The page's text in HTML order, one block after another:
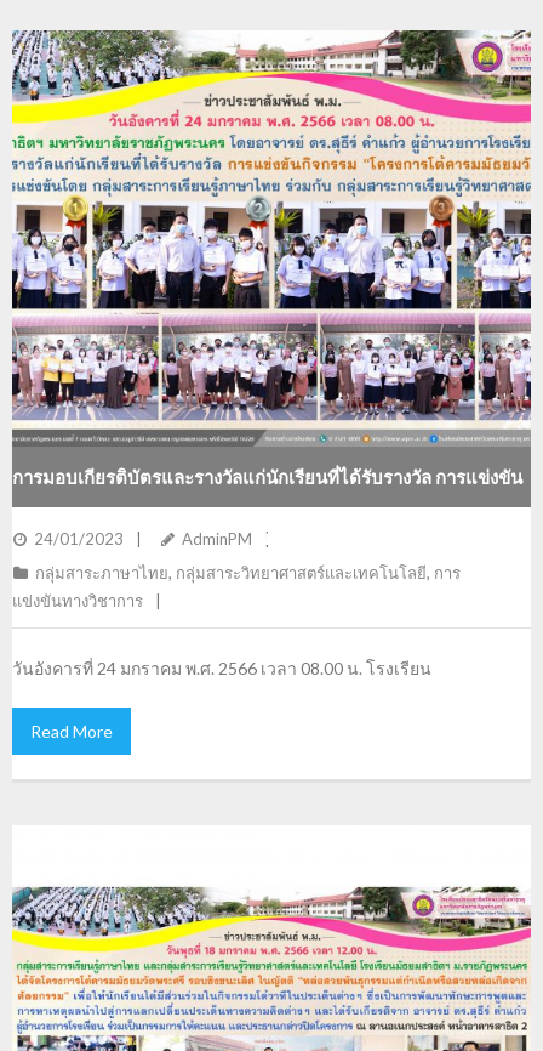
การมอบเกียรติบัตรและรางวัลแก่นักเรียนที่ได้รับรางวัล การแข่งขัน
กิจกรรม “โครงการโต้คารมมัธยมวัดพระศรี”
24/01/2023
AdminPM
กลุ่มสาระภาษาไทย, กลุ่มสาระวิทยาศาสตร์และเทคโนโลยี, การ
แข่งขันทางวิชาการ
วันอังคารที่ 24 มกราคม พ.ศ. 2566 เวลา 08.00 น. โรงเรียน
Read More